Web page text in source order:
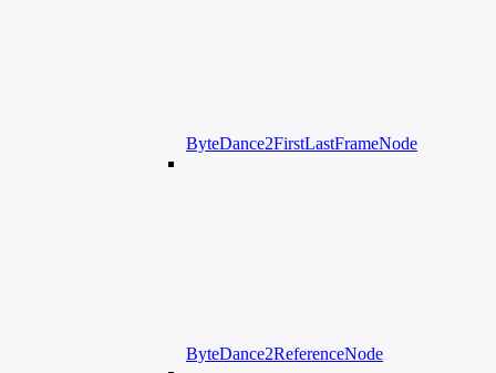
ByteDance2FirstLastFrameNode
ByteDance2ReferenceNode